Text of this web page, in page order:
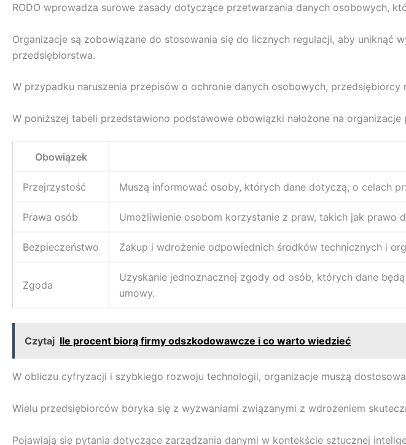
RODO wprowadza surowe zasady dotyczące przetwarzania danych osobowych,
Organizacje są zobowiązane do stosowania się do licznych regulacji, aby
przedsiębiorstwa.
W przypadku naruszenia przepisów o ochronie danych osobowych,
W poniższej tabeli przedstawiono podstawowe obowiązki nałożone na organizacje
Obowiązek
Przejrzystość Muszą informować osoby, których dane dotyczą, o celach
Prawa osób Umożliwienie osobom korzystanie z praw, takich jak prawo
Bezpieczeństwo Zakup i wdrożenie odpowiednich środków technicznych i
Zgoda
Uzyskanie jednoznacznej zgody od osób, których dane
umowy.
Czytaj Ile procent biorą firmy odszkodowawcze i co warto wiedzieć
W obliczu cyfryzacji i szybkiego rozwoju technologii, organizacje muszą
Wielu przedsiębiorców boryka się z wyzwaniami związanymi z wdrożeniem
Pojawiają się pytania dotyczące zarządzania danymi w kontekście sztucznej